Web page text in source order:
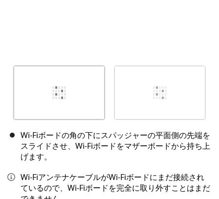
Wi-Fiボードの角の下にスパッジャーの平面側の先端を
スライドさせ、Wi-Fiボードをマザーボードから持ち上
げます。
Wi-FiアンテナケーブルがWi-Fiボードにまだ接続され
ているので、Wi-Fiボードを完全に取り外すことはまだ